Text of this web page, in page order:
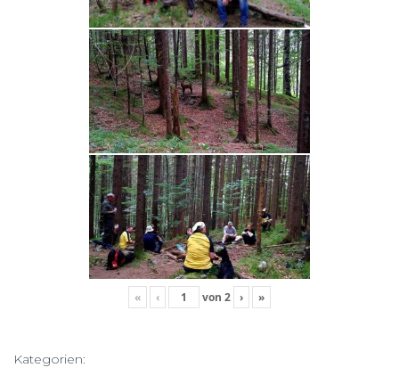
« ‹ von 2 › »
Kategorien: